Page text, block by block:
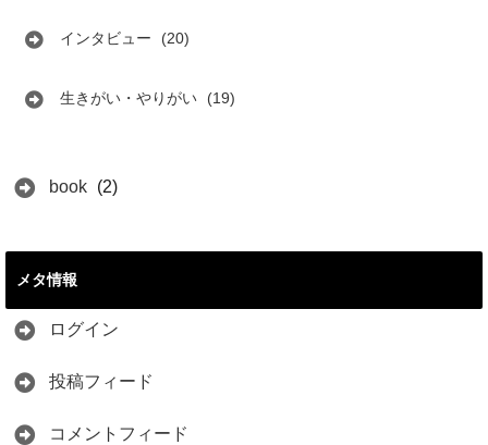
インタビュー (20)
生きがい・やりがい (19)
book (2)
メタ情報
ログイン
投稿フィード
コメントフィード